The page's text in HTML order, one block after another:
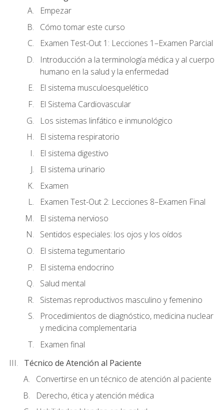
Empezar
Cómo tomar este curso
Examen Test-Out 1: Lecciones 1–Examen Parcial
Introducción a la terminología médica y al cuerpo
humano en la salud y la enfermedad
El sistema musculoesquelético
El Sistema Cardiovascular
Los sistemas linfático e inmunológico
El sistema respiratorio
El sistema digestivo
El sistema urinario
Examen
Examen Test-Out 2: Lecciones 8–Examen Final
El sistema nervioso
Sentidos especiales: los ojos y los oídos
El sistema tegumentario
El sistema endocrino
Salud mental
Sistemas reproductivos masculino y femenino
Procedimientos de diagnóstico, medicina nuclear
y medicina complementaria
Examen final
Técnico de Atención al Paciente
Convertirse en un técnico de atención al paciente
Derecho, ética y atención médica